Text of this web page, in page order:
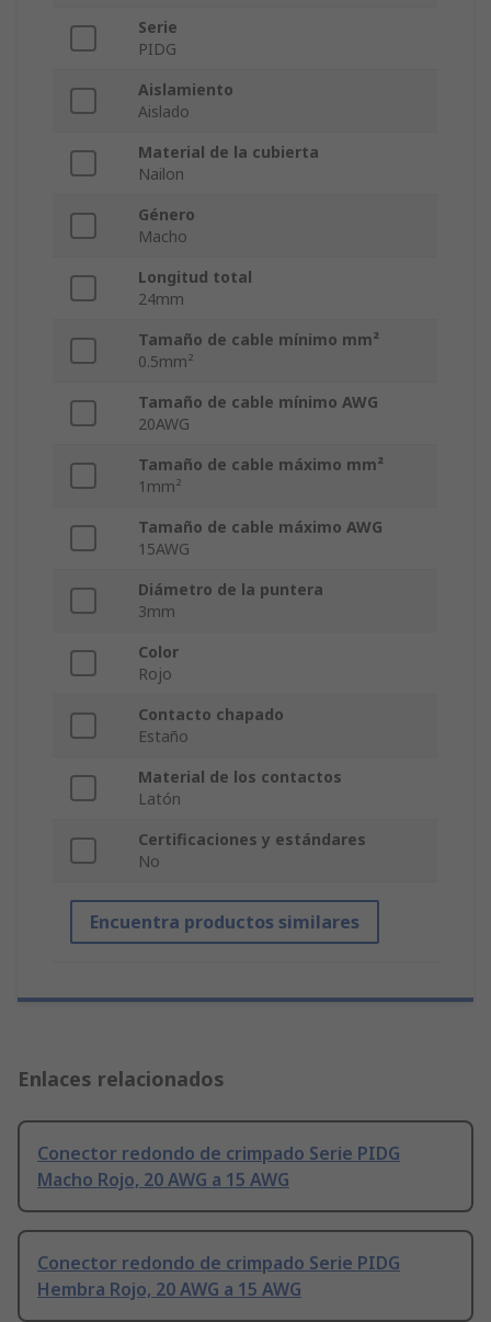
Serie
PIDG
Aislamiento
Aislado
Material de la cubierta
Nailon
Género
Macho
Longitud total
24mm
Tamaño de cable mínimo mm²
0.5mm²
Tamaño de cable mínimo AWG
20AWG
Tamaño de cable máximo mm²
1mm²
Tamaño de cable máximo AWG
15AWG
Diámetro de la puntera
3mm
Color
Rojo
Contacto chapado
Estaño
Material de los contactos
Latón
Certificaciones y estándares
No
Encuentra productos similares
Enlaces relacionados
Conector redondo de crimpado Serie PIDG
Macho Rojo, 20 AWG a 15 AWG
Conector redondo de crimpado Serie PIDG
Hembra Rojo, 20 AWG a 15 AWG